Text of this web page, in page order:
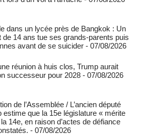
dans un lycée près de Bangkok : Un
de 14 ans tue ses grands-parents puis
avant de se suicider - 07/08/2026
réunion à huis clos, Trump aurait
successeur pour 2028 - 07/08/2026
de l’Assemblée / L’ancien député
estime que la 15e législature « mérite
14e, en raison d’actes de défiance
- 07/08/2026